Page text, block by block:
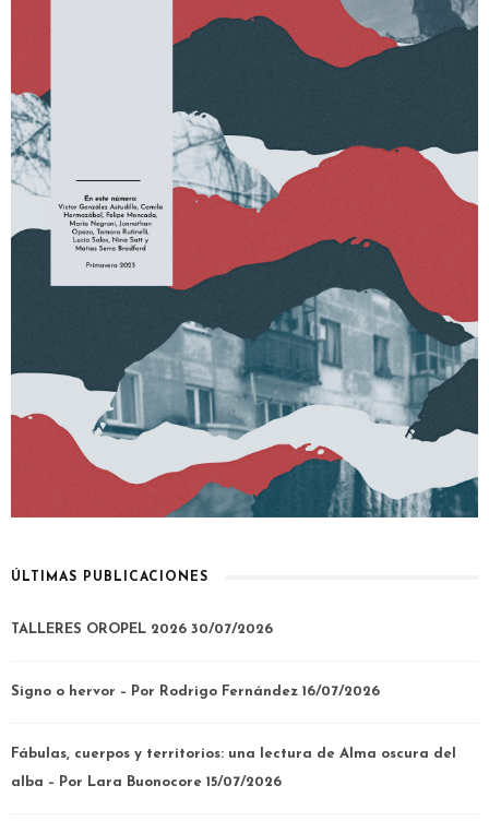
ÚLTIMAS PUBLICACIONES
TALLERES OROPEL 2026 30/07/2026
Signo o hervor – Por Rodrigo Fernández 16/07/2026
Fábulas, cuerpos y territorios: una lectura de Alma oscura del
alba – Por Lara Buonocore 15/07/2026